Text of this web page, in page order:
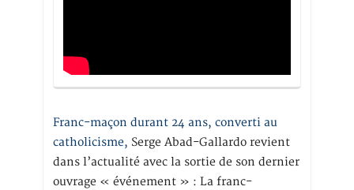
Franc-maçon durant 24 ans, converti au
catholicisme, Serge Abad-Gallardo revient
dans l’actualité avec la sortie de son dernier
ouvrage « événement » : La franc-